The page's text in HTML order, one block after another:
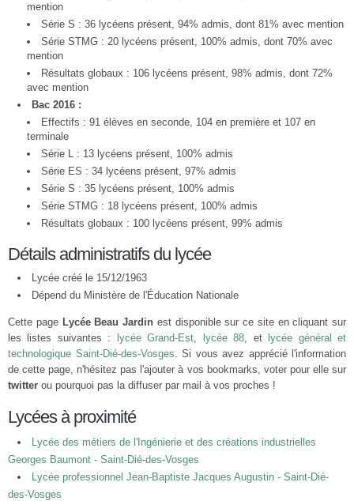
mention
Série S : 36 lycéens présent, 94% admis, dont 81% avec mention
Série STMG : 20 lycéens présent, 100% admis, dont 70% avec
mention
Résultats globaux : 106 lycéens présent, 98% admis, dont 72%
avec mention
Bac 2016 :
Effectifs : 91 élèves en seconde, 104 en première et 107 en
terminale
Série L : 13 lycéens présent, 100% admis
Série ES : 34 lycéens présent, 97% admis
Série S : 35 lycéens présent, 100% admis
Série STMG : 18 lycéens présent, 100% admis
Résultats globaux : 100 lycéens présent, 99% admis
Détails administratifs du lycée
Lycée créé le 15/12/1963
Dépend du Ministère de l'Éducation Nationale
Cette page Lycée Beau Jardin est disponible sur ce site en cliquant sur
les listes suivantes :
lycée Grand-Est, lycée 88, et
lycée général et
technologique Saint-Dié-des-Vosges. Si vous avez apprécié l'information
de cette page, n'hésitez pas l'ajouter à vos bookmarks, voter pour elle sur
twitter ou pourquoi pas la diffuser par mail à vos proches !
Lycées à proximité
Lycée des métiers de l'Ingénierie et des créations industrielles
Georges Baumont - Saint-Dié-des-Vosges
Lycée professionnel Jean-Baptiste Jacques Augustin - Saint-Dié-
des-Vosges